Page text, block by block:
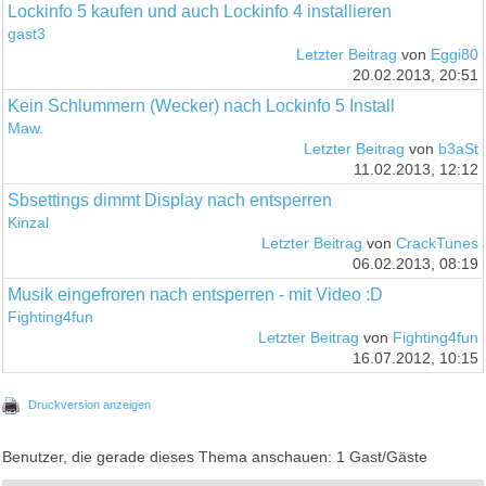
Lockinfo 5 kaufen und auch Lockinfo 4 installieren
gast3
Letzter Beitrag von Eggi80
20.02.2013, 20:51
Kein Schlummern (Wecker) nach Lockinfo 5 Install
Maw.
Letzter Beitrag von b3aSt
11.02.2013, 12:12
Sbsettings dimmt Display nach entsperren
Kinzal
Letzter Beitrag von CrackTunes
06.02.2013, 08:19
Musik eingefroren nach entsperren - mit Video :D
Fighting4fun
Letzter Beitrag von Fighting4fun
16.07.2012, 10:15
Druckversion anzeigen
Benutzer, die gerade dieses Thema anschauen: 1 Gast/Gäste